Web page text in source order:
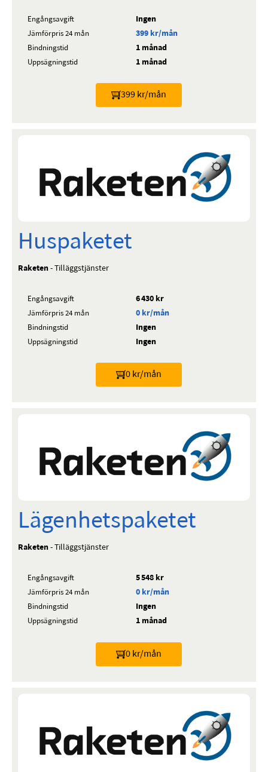
Engångsavgift Ingen
Jämförpris 24 mån 399 kr/mån
Bindningstid 1 månad
Uppsägningstid 1 månad
399 kr/mån
Huspaketet
Raketen - Tilläggstjänster
Engångsavgift 6 430 kr
Jämförpris 24 mån 0 kr/mån
Bindningstid Ingen
Uppsägningstid Ingen
0 kr/mån
Lägenhetspaketet
Raketen - Tilläggstjänster
Engångsavgift 5 548 kr
Jämförpris 24 mån 0 kr/mån
Bindningstid Ingen
Uppsägningstid 1 månad
0 kr/mån